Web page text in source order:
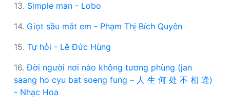
13. Simple man - Lobo
14. Giọt sầu mắt em - Phạm Thị Bích Quyên
15. Tự hỏi - Lê Đức Hùng
16.Đời người nơi nào không tương phùng (jan
saang ho cyu bat soeng fung – 人 生 何 处 不 相 逢)
- Nhạc Hoa